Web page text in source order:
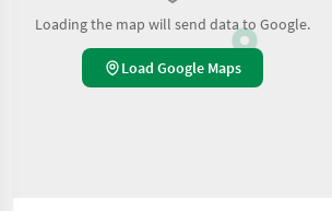
Loading the map will send data to Google.
Load Google Maps